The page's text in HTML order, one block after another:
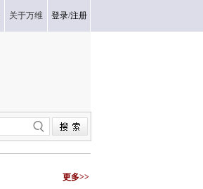
关于万维 登录/注册
更多>>